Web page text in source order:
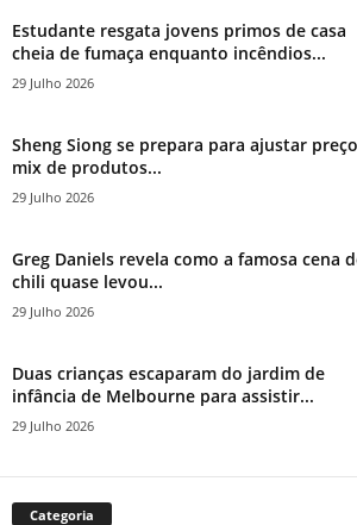
Estudante resgata jovens primos de casa
cheia de fumaça enquanto incêndios...
29 Julho 2026
Sheng Siong se prepara para ajustar
mix de produtos...
29 Julho 2026
Greg Daniels revela como a famosa cena
chili quase levou...
29 Julho 2026
Duas crianças escaparam do jardim de
infância de Melbourne para assistir...
29 Julho 2026
Categoria